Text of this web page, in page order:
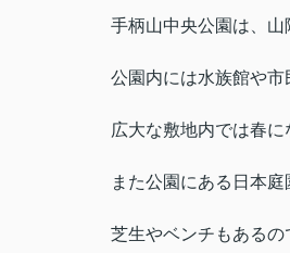
手柄山中央公園は、山
公園内には水族館や市
広大な敷地内では春
また公園にある日本
芝生やベンチもあるの